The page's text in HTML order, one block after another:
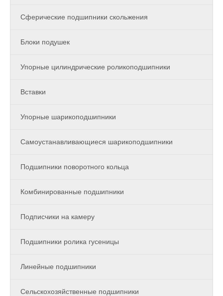
Сферические подшипники скольжения
Блоки подушек
Упорные цилиндрические роликоподшипники
Вставки
Упорные шарикоподшипники
Самоустанавливающиеся шарикоподшипники
Подшипники поворотного кольца
Комбинированные подшипники
Подписчики на камеру
Подшипники ролика гусеницы
Линейные подшипники
Сельскохозяйственные подшипники